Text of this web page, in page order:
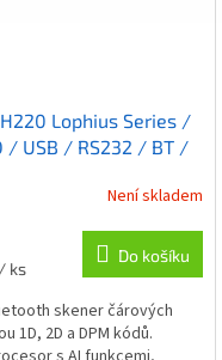
Lophius Series /
/ USB / RS232 / BT /
Není skladem
/ ks
Do košíku
skener čárových
1D, 2D a DPM kódů.